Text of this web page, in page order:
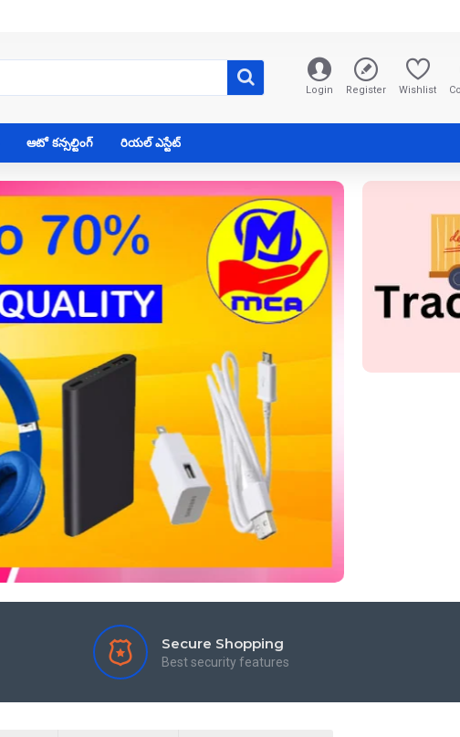
Login Register Wishlist
ఆటో కన్సల్టింగ్ రియల్ ఎస్టేట్
Secure Shopping
Best security features